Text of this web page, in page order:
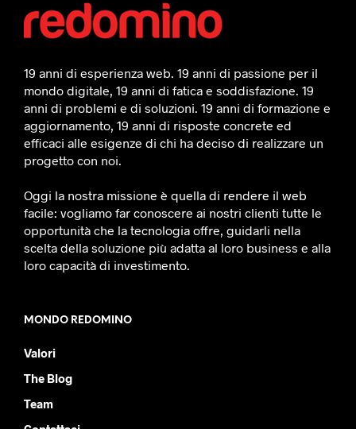
19 anni di esperienza web. 19 anni di passione per il
mondo digitale, 19 anni di fatica e soddisfazione. 19
anni di problemi e di soluzioni. 19 anni di formazione e
aggiornamento, 19 anni di risposte concrete ed
efficaci alle esigenze di chi ha deciso di realizzare un
progetto con noi.
Oggi la nostra missione è quella di rendere il web
facile: vogliamo far conoscere ai nostri clienti tutte le
opportunità che la tecnologia offre, guidarli nella
scelta della soluzione più adatta al loro business e alla
loro capacità di investimento.
MONDO REDOMINO
Valori
The Blog
Team